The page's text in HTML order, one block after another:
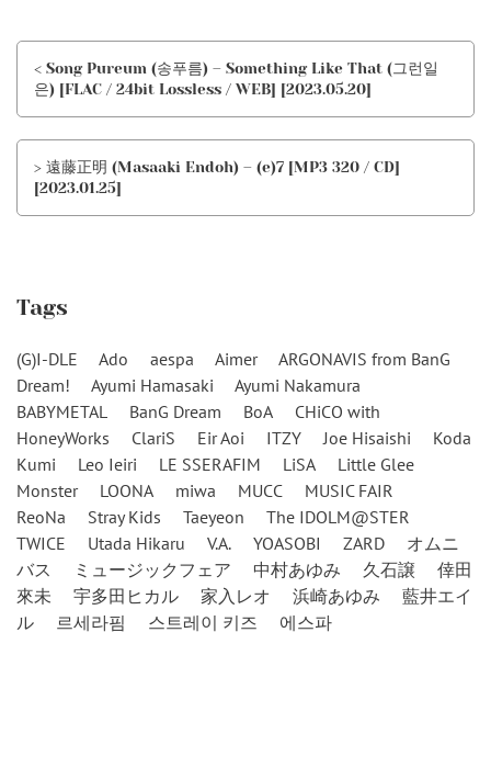
< Song Pureum (송푸름) – Something Like That (그런일
은) [FLAC / 24bit Lossless / WEB] [2023.05.20]
> 遠藤正明 (Masaaki Endoh) – (e)7 [MP3 320 / CD]
[2023.01.25]
Tags
(G)I-DLE Ado aespa Aimer
ARGONAVIS from BanG
Dream!
Ayumi Hamasaki
Ayumi Nakamura
BABYMETAL
BanG Dream BoA
CHiCO with
HoneyWorks
ClariS Eir Aoi ITZY Joe Hisaishi
Koda
Kumi
Leo Ieiri LE SSERAFIM LiSA
Little Glee
Monster
LOONA miwa MUCC
MUSIC FAIR
ReoNa
Stray Kids Taeyeon
The IDOLM@STER
TWICE
Utada Hikaru V.A. YOASOBI ZARD
オムニ
バス
ミュージックフェア 中村あゆみ 久石譲
倖田
來未
宇多田ヒカル 家入レオ 浜崎あゆみ
藍井エイ
ル
르세라핌 스트레이 키즈 에스파